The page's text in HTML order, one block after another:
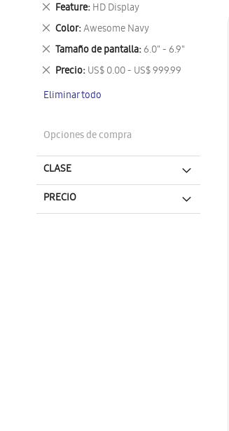
artículo
Feature HD Display
Eliminar
este
artículo
Color Awesome Navy
Eliminar
este
artículo
Tamaño de pantalla 6.0" - 6.9"
Eliminar
este
artículo
Precio US$ 0.00 - US$ 999.99
Eliminar
artículo
Eliminar todo
Opciones de compra
CLASE
PRECIO